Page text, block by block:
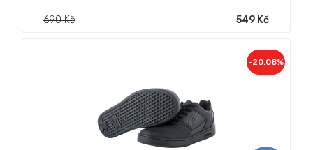
690 Kč 549 Kč
-20.08%